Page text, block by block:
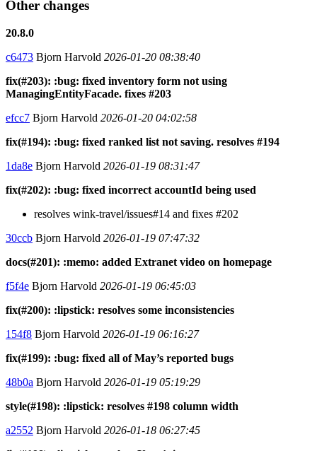
Other changes
20.8.0
c6473 Bjorn Harvold 2026-01-20 08:38:40
fix(#203): :bug: fixed inventory form not using
ManagingEntityFacade. fixes #203
efcc7 Bjorn Harvold 2026-01-20 04:02:58
fix(#194): :bug: fixed ranked list not saving. resolves #194
1da8e Bjorn Harvold 2026-01-19 08:31:47
fix(#202): :bug: fixed incorrect accountId being used
resolves wink-travel/issues#14 and fixes #202
30ccb Bjorn Harvold 2026-01-19 07:47:32
docs(#201): :memo: added Extranet video on homepage
f5f4e Bjorn Harvold 2026-01-19 06:45:03
fix(#200): :lipstick: resolves some inconsistencies
154f8 Bjorn Harvold 2026-01-19 06:16:27
fix(#199): :bug: fixed all of May’s reported bugs
48b0a Bjorn Harvold 2026-01-19 05:19:29
style(#198): :lipstick: resolves #198 column width
a2552 Bjorn Harvold 2026-01-18 06:27:45